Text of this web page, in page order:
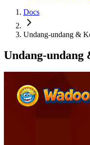
Docs
Undang-undang &
Undang-undang